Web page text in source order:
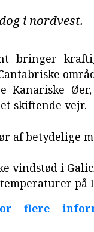
i nordvest.
bringer
Kanariske
skiftende vejr.
af betydelige
vindstød i
på
flere